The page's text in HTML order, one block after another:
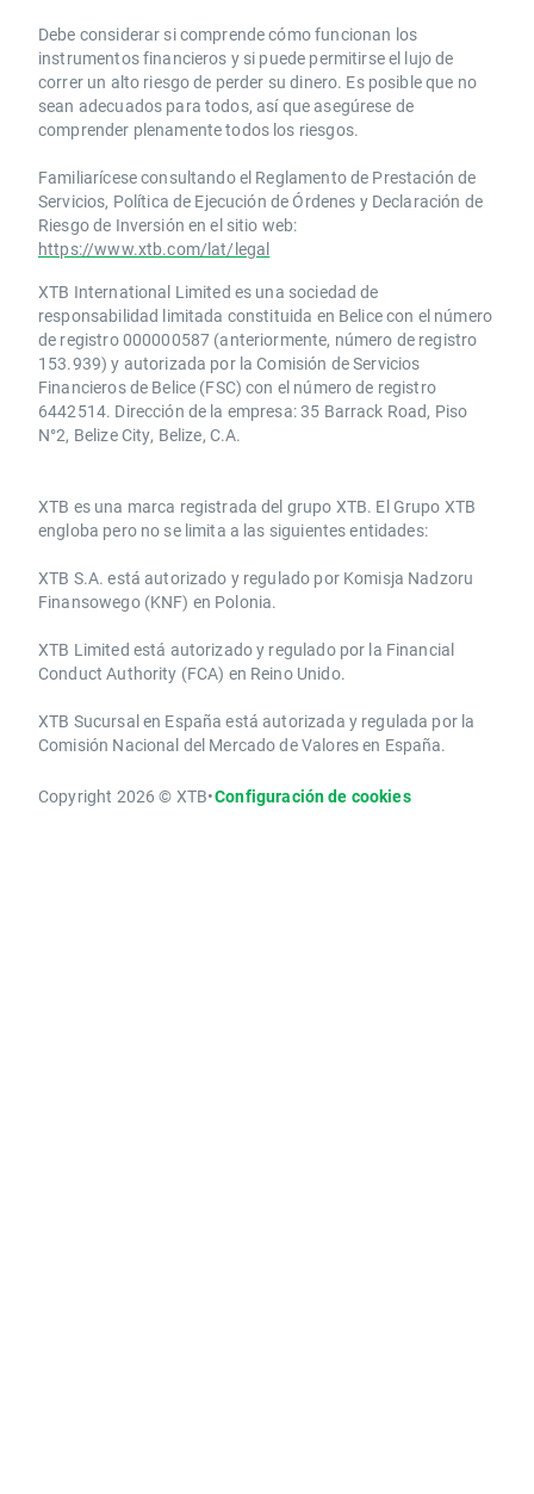
Debe considerar si comprende cómo funcionan los
instrumentos financieros y si puede permitirse el lujo de
correr un alto riesgo de perder su dinero. Es posible que no
sean adecuados para todos, así que asegúrese de
comprender plenamente todos los riesgos.
Familiarícese consultando el Reglamento de Prestación de
Servicios, Política de Ejecución de Órdenes y Declaración de
Riesgo de Inversión en el sitio web:
https://www.xtb.com/lat/legal
XTB International Limited es una sociedad de
responsabilidad limitada constituida en Belice con el número
de registro 000000587 (anteriormente, número de registro
153.939) y autorizada por la Comisión de Servicios
Financieros de Belice (FSC) con el número de registro
6442514. Dirección de la empresa: 35 Barrack Road, Piso
N°2, Belize City, Belize, C.A.
​​XTB es una marca registrada del grupo XTB. El Grupo XTB
engloba pero no se limita a las siguientes entidades:
XTB S.A.​ está autorizado y regulado por Komisja Nadzoru
Finansowego (KNF) ​en Polonia.
XTB Limited ​está autorizado y regulado por la ​Financial
Conduct Authority ​(FCA) en ​​Reino Unido.
XTB Sucursal en España está autorizada y regulada por la
Comisión Nacional del Mercado de Valores en España.
Copyright 2026 © XTB•Configuración de cookies